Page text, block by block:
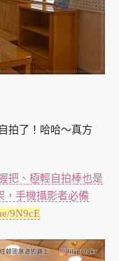
拍了！哈哈～真方
把、極輕自拍棒也是
，手機攝影者必備
9N9cE